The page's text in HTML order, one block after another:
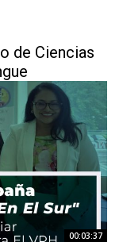
de Ciencias
00:03:37